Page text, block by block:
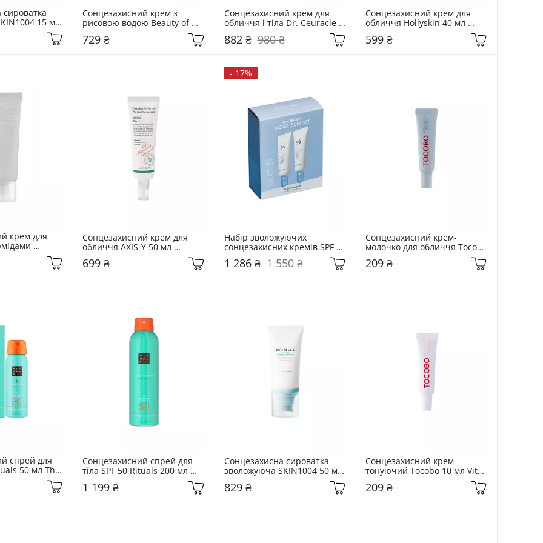
15 мл
Hyalu-
Сонцезахисний крем з
рисовою водою Beauty of
Joseon 50 мл Relief Sun Aqua-
Fresh Rice + B5 SPF50+
729 ₴
Сонцезахисний крем для
обличчя і тіла Dr. Ceuracle
Sunscreen
882 ₴ 980 ₴
Сонцезахисний крем для
обличчя Hollyskin 40 мл
599 ₴
крем для
Dual Barrier
Сонцезахисний крем для
обличчя AXIS-Y 50 мл
Complete No-Stress Physical
Sunscreen SPF50+/PA++++
699 ₴
- 17%
Набір зволожуючих
сонцезахисних кремів SPF
50+ Dr. Ceuracle 50 мл Hyal
Reyouth Moist Sun Duo Set
1 286 ₴ 1 550 ₴
Сонцезахисний крем-
молочко для обличчя Tocobo
10 мл Bio Watery Sun Cream
209 ₴
спрей для
50 мл The
Сонцезахисний спрей для
тіла SPF 50 Rituals 200 мл
1 199 ₴
Сонцезахисна сироватка
зволожуюча SKIN1004 50 мл
Madagascar Centella Hyalu-
Cica Water
829 ₴
Сонцезахисний крем
тонуючий Tocobo 10 мл Vita
209 ₴